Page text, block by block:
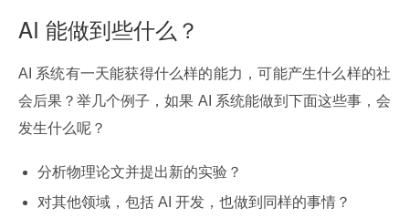
AI 能做到些什么？
AI 系统有一天能获得什么样的能力，可能产生什么样的社
会后果？举几个例子，如果 AI 系统能做到下面这些事，会
发生什么呢？
分析物理论文并提出新的实验？
对其他领域，包括 AI 开发，也做到同样的事情？